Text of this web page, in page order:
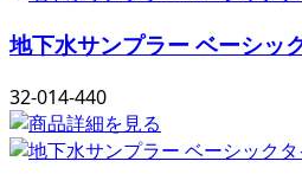
地下水サンプラー ベーシッ
32-014-440